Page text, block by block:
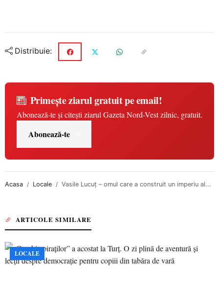
Distribuie:
Primește ziarul gratuit pe email!
Abonează-te și citești ziarul Gazeta Nord-Vest zilnic, gratuit.
Abonează-te
Acasa Locale Vasile Lucuț – omul care a construit un imperiu al...
ARTICOLE SIMILARE
LOCALE